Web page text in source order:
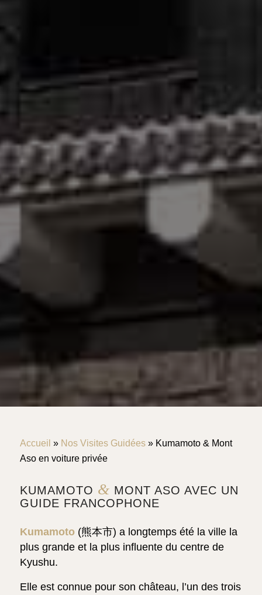
Accueil » Nos Visites Guidées» Kumamoto & Mont
Aso en voiture privée
KUMAMOTO & MONT ASO AVEC UN
GUIDE FRANCOPHONE
Kumamoto(熊本市) a longtemps été la ville la
plus grande et la plus influente du centre de
Kyushu.
Elle est connue pour son château, l’un des trois